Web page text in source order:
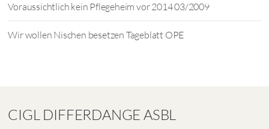
Voraussichtlich kein Pflegeheim vor 2014 03/2009
Wir wollen Nischen besetzen Tageblatt OPE
CIGL DIFFERDANGE ASBL